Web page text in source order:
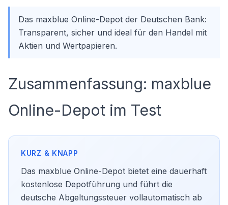
Das maxblue Online-Depot der Deutschen Bank:
Transparent, sicher und ideal für den Handel mit
Aktien und Wertpapieren.
Zusammenfassung: maxblue
Online-Depot im Test
Das maxblue Online-Depot bietet eine dauerhaft
kostenlose Depotführung und führt die
deutsche Abgeltungssteuer vollautomatisch ab